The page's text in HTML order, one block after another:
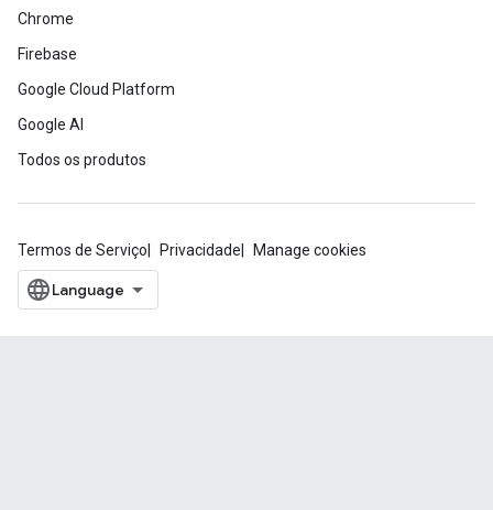
Chrome
Firebase
Google Cloud Platform
Google AI
Todos os produtos
Termos de Serviço Privacidade Manage cookies